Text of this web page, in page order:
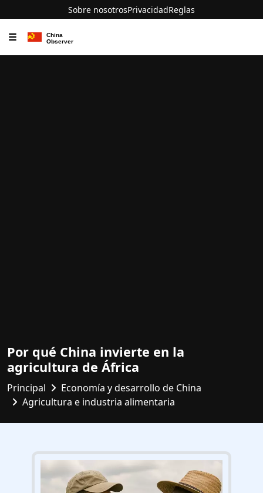
Sobre nosotrosPrivacidadReglas
☰
Por qué China invierte en la
agricultura de África
Principal
Economía y desarrollo de China
Agricultura e industria alimentaria